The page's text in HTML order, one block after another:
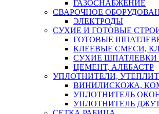
ГАЗОСНАБЖЕНИЕ
СВАРОЧНОЕ
ЭЛЕКТРОДЫ
СУХИЕ И ГОТОВЫЕ
ГОТОВЫЕ
КЛЕЕВЫЕ СМЕСИ,
СУХИЕ ШПАТЛЕВКИ
ЦЕМЕНТ, АЛЕБАСТР
УПЛОТНИТЕЛИ,
ВИНИЛИСКОЖА,
УПЛОТНИТЕЛЬ
УПЛОТНИТЕЛЬ